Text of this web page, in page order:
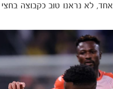
לא נראנו טוב כקבוצה